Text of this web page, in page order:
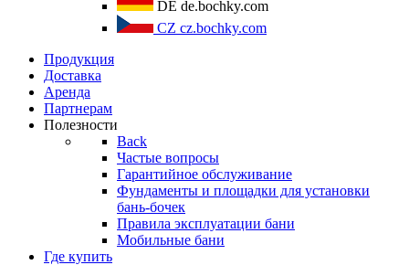
DE de.bochky.com
CZ cz.bochky.com
Продукция
Доставка
Аренда
Партнерам
Полезности
Back
Частые вопросы
Гарантийное обслуживание
Фундаменты и площадки для установки
бань-бочек
Правила эксплуатации бани
Мобильные бани
Где купить